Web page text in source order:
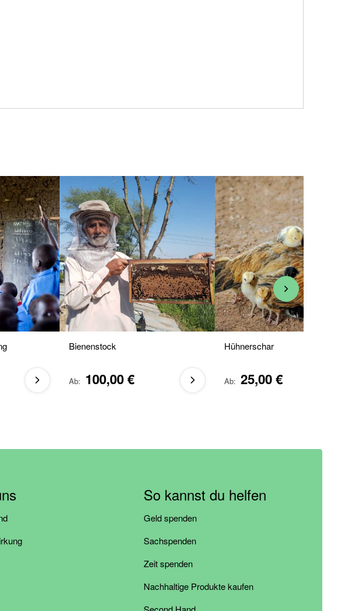
Bienenstock
Ab 100,00 €
Hühnerschar
Ab 25,00 €
So kannst du helfen
Geld spenden
Sachspenden
Zeit spenden
Nachhaltige Produkte kaufen